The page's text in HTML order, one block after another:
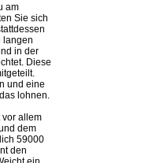
am
Sie sich
langen
in der
Diese
und eine
lohnen.
vor allem
dem
59000
den